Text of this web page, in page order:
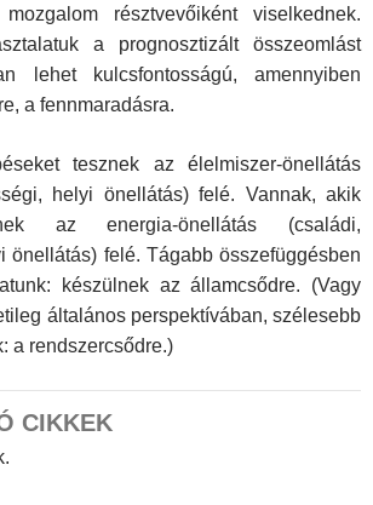
résztvevőiként viselkednek.
a prognosztizált összeomlást
lehet kulcsfontosságú, amennyiben
a fennmaradásra.
tesznek az élelmiszer-önellátás
helyi önellátás) felé. Vannak, akik
az energia-önellátás (családi,
önellátás) felé. Tágabb összefüggésben
készülnek az államcsődre. (Vagy
általános perspektívában, szélesebb
a rendszercsődre.)
CIKKEK